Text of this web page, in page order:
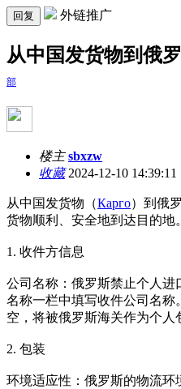
回复 外链推广
从中国发货物到俄
部
楼主 sbxzw
收藏2024-12-10 14:39:11
从中国发货物（Карго）到俄
货物顺利、安全地到达目的地
1. 收件方信息
公司名称：俄罗斯禁止个人进
名称一栏中填写收件公司名
空，将被俄罗斯海关作为个人
2. 包装
环境适应性：俄罗斯的物流环